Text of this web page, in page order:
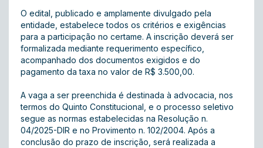
O edital, publicado e amplamente divulgado pela
entidade, estabelece todos os critérios e exigências
para a participação no certame. A inscrição deverá ser
formalizada mediante requerimento específico,
acompanhado dos documentos exigidos e do
pagamento da taxa no valor de R$ 3.500,00.
A vaga a ser preenchida é destinada à advocacia, nos
termos do Quinto Constitucional, e o processo seletivo
segue as normas estabelecidas na Resolução n.
04/2025-DIR e no Provimento n. 102/2004. Após a
conclusão do prazo de inscrição, será realizada a